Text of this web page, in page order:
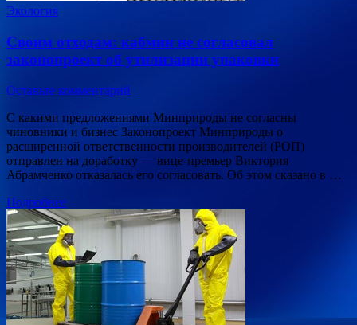
Экология
Своим отходам: кабмин не согласовал
законопроект об утилизации упаковки
Оставьте комментарий
С какими предложениями Минприроды не согласны
чиновники и бизнес Законопроект Минприроды о
расширенной ответственности производителей (РОП)
отправлен на доработку — вице-премьер Виктория
Абрамченко отказалась его согласовать. Об этом сказано в …
Подробнее